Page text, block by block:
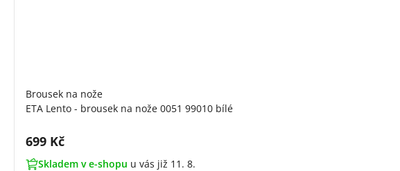
Brousek na nože
ETA Lento - brousek na nože 0051 99010 bílé
Cena s DPH:
699 Kč
Skladem v e-shopu u vás již 11. 8.